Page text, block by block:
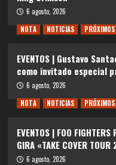
6 agosto, 2026
NOTA
NOTICIAS
EVENTOS | Gustavo
como invitado especial
6 agosto, 2026
NOTA
NOTICIAS
EVENTOS | FOO
GIRA «TAKE COVER
6 agosto, 2026